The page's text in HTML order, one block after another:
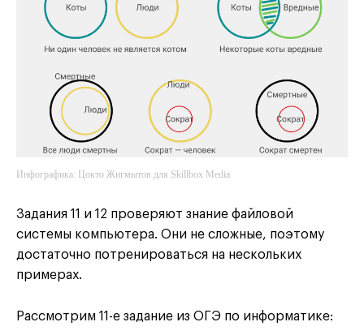
Инфографика: Цокто Жигмытов для Skillbox Media
Задания 11 и 12 проверяют знание файловой
системы компьютера. Они не сложные, поэтому
достаточно потренироваться на нескольких
примерах.
Рассмотрим 11-е задание из ОГЭ по информатике: